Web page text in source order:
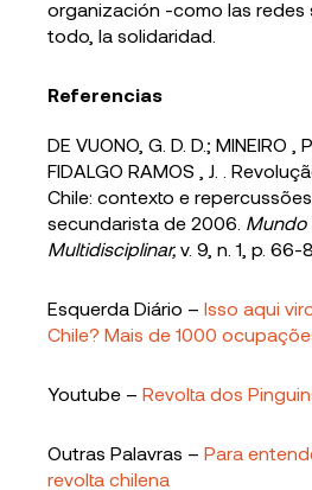
organización -como las redes
todo, la solidaridad.
Referencias
DE VUONO, G. D. D.; MINEIRO ,
FIDALGO RAMOS , J. .
Chile: contexto e
secundarista de 2006. Mundo
Multidisciplinar, v. 9, n. 1, p. 66-
Esquerda Diário – Isso aqui
Chile? Mais de 1000
Youtube – Revolta dos
Outras Palavras – Para
revolta chilena